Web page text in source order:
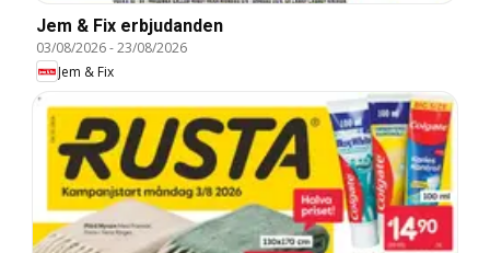
Jem & Fix erbjudanden
03/08/2026-23/08/2026
Jem & Fix